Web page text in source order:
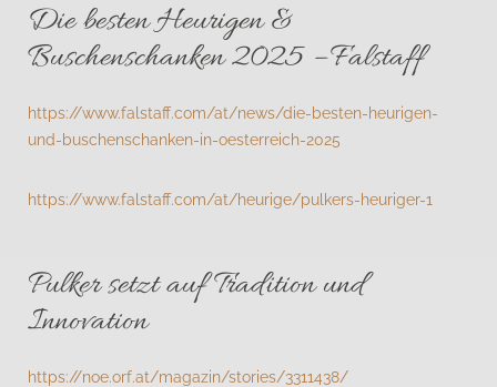
Die besten Heurigen &
Buschenschanken 2025 – Falstaff
https://www.falstaff.com/at/news/die-besten-heurigen-
und-buschenschanken-in-oesterreich-2025
https://www.falstaff.com/at/heurige/pulkers-heuriger-1
Pulker setzt auf Tradition und
Innovation
https://noe.orf.at/magazin/stories/3311438/